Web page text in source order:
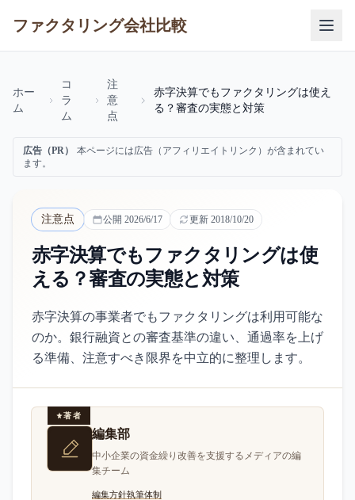
ファクタリング会社比較
ホー
ム
コ
ラ
ム
注
意
点
赤字決算でもファクタリングは使え
る？審査の実態と対策
広告（PR）
本ページには広告（アフィリエイトリンク）が含まれてい
ます。
注意点 公開 2026/6/17 更新 2018/10/20
赤字決算でもファクタリングは使
える？審査の実態と対策
赤字決算の事業者でもファクタリングは利用可能な
のか。銀行融資との審査基準の違い、通過率を上げ
る準備、注意すべき限界を中立的に整理します。
著者
編集部
中小企業の資金繰り改善を支援するメディアの編
集チーム
編集方針執筆体制